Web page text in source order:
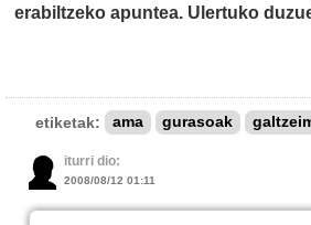
erabiltzeko apuntea. Ulertuko
etiketak: ama gurasoak
iturri dio:
2008/08/12 01:11